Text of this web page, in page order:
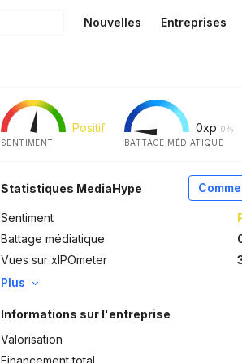
Nouvelles Entreprises
Positif
SENTIMENT
0xp 0%
BATTAGE MÉDIATIQUE
Statistiques MediaHype
Sentiment
Battage médiatique
Vues sur xIPOmeter
Plus
Informations sur l'entreprise
Valorisation
Financement total